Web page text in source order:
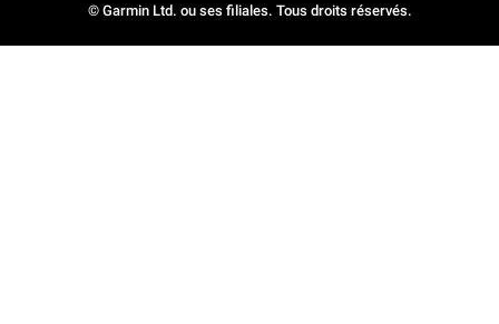
© Garmin Ltd. ou ses filiales. Tous droits réservés.